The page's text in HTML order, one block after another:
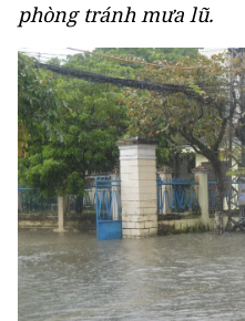
phòng tránh mưa lũ.